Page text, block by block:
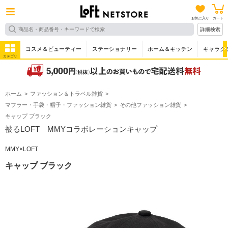
お気に入り カート
詳細検索
カテゴリ
コスメ＆ビューティー ステーショナリー ホーム＆キッチン キャラク
ホーム
ファッション＆トラベル雑貨
マフラー・手袋・帽子・ファッション雑貨
その他ファッション雑貨
キャップ ブラック
被るLOFT MMYコラボレーションキャップ
MMY×LOFT
キャップ ブラック